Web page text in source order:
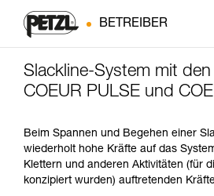
BETREIBER
Slackline-System mit
COEUR PULSE und
Beim Spannen und Begehen einer
wiederholt hohe Kräfte auf das
Klettern und anderen Aktivitäten (für
konzipiert wurden) auftretenden